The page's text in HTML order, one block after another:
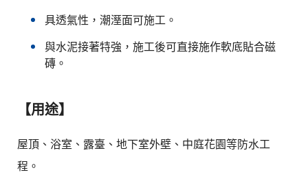
具透氣性，潮溼面可施工。
與水泥接著特強，施工後可直接施作軟底貼合磁
磚。
【用途】
屋頂、浴室、露臺、地下室外壁、中庭花園等防水工
程。